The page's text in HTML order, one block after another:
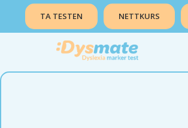
TA TESTEN NETTKURS